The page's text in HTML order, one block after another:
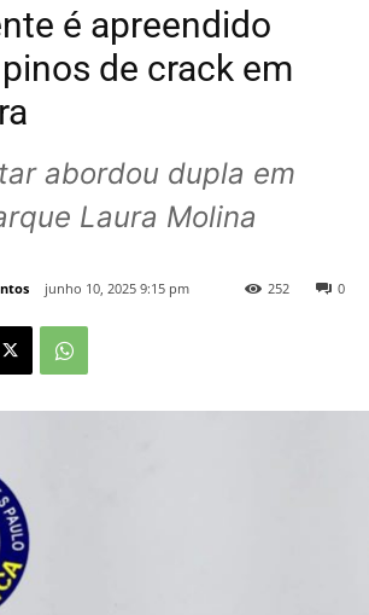
é apreendido
de crack em
abordou dupla em
Laura Molina
junho 10, 2025 9:15 pm 0
252